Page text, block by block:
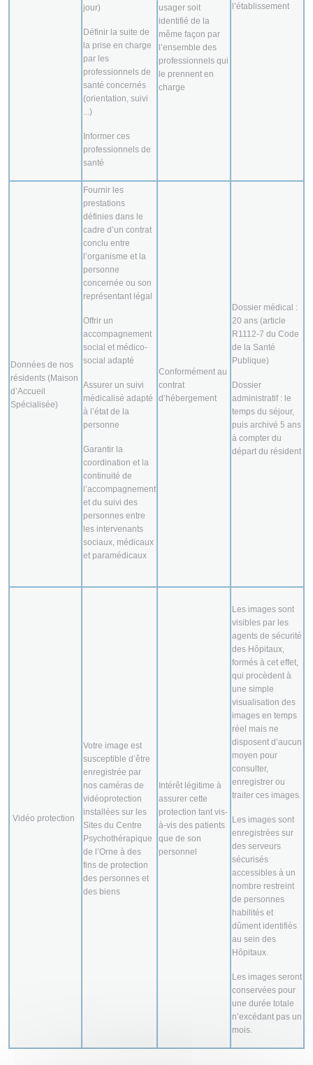
jour)
Définir la suite de
la prise en charge
par les
professionnels de
santé concernés
(orientation, suivi
...)
Informer ces
professionnels de
santé
usager soit
identifié de la
même façon par
l’ensemble des
professionnels qui
le prennent en
charge
l’établissement
Données de nos
résidents (Maison
d’Accueil
Spécialisée)
Fournir les
prestations
définies dans le
cadre d’un contrat
conclu entre
l’organisme et la
personne
concernée ou son
représentant légal
Offrir un
accompagnement
social et médico-
social adapté
Assurer un suivi
médicalisé adapté
à l’état de la
personne
Garantir la
coordination et la
continuité de
l’accompagnement
et du suivi des
personnes entre
les intervenants
sociaux, médicaux
et paramédicaux
Conformément au
contrat
d’hébergement
Dossier médical :
20 ans (article
R1112-7 du Code
de la Santé
Publique)
Dossier
administratif : le
temps du séjour,
puis archivé 5 ans
à compter du
départ du résident
Vidéo protection
Votre image est
susceptible d’être
enregistrée par
nos caméras de
vidéoprotection
installées sur les
Sites du Centre
Psychothérapique
de l’Orne à des
fins de protection
des personnes et
des biens
Intérêt légitime à
assurer cette
protection tant vis-
à-vis des patients
que de son
personnel
Les images sont
visibles par les
agents de sécurité
des Hôpitaux,
formés à cet effet,
qui procèdent à
une simple
visualisation des
images en temps
réel mais ne
disposent d’aucun
moyen pour
consulter,
enregistrer ou
traiter ces images.
Les images sont
enregistrées sur
des serveurs
sécurisés
accessibles à un
nombre restreint
de personnes
habilités et
dûment identifiés
au sein des
Hôpitaux.
Les images seront
conservées pour
une durée totale
n’excédant pas un
mois.